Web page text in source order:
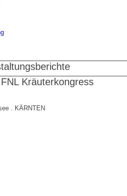
Kräuterkongress
. KÄRNTEN